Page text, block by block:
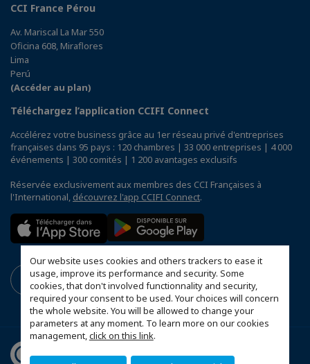
Our website uses cookies and others trackers to ease it
usage, improve its performance and security. Some
cookies, that don't involved functionnality and security,
required your consent to be used. Your choices will concern
the whole website. You will be allowed to change your
parameters at any moment. To learn more on our cookies
management,click on this link.
CCI France Pérou
Av. Mariscal La Mar 550
Oficina 608, Miraflores
Lima
Perú
(Accéder au plan)
Téléchargez l’application CCIFI Connect
Accélérez votre business grâce au 1er réseau privé d'entreprises
françaises dans 95 pays : 120 chambres | 33 000 entreprises | 4 000
événements | 300 comités | 1 200 avantages exclusifs
Réservée exclusivement aux membres des CCI Françaises à
l'International, découvrez l'app CCIFI Connect.